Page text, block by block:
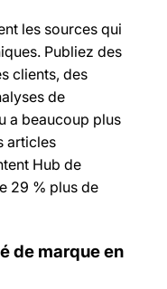
les sources qui
Publiez des
clients, des
de
a beaucoup plus
articles
Hub de
29 % plus de
de marque en